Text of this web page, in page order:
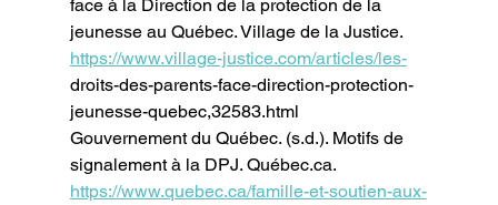
face à la Direction de la protection de la
jeunesse au Québec. Village de la Justice.
https://www.village-justice.com/articles/les-
droits-des-parents-face-direction-protection-
jeunesse-quebec,32583.html
Gouvernement du Québec. (s.d.). Motifs de
signalement à la DPJ. Québec.ca.
https://www.quebec.ca/famille-et-soutien-aux-